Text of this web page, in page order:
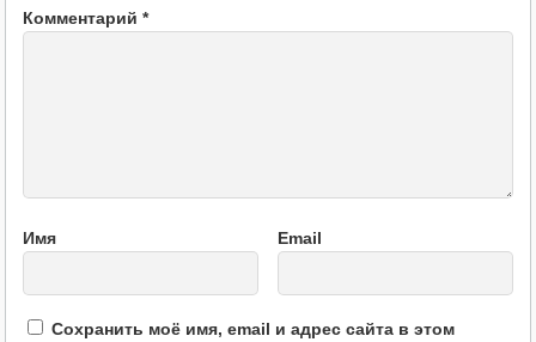
Комментарий *
Имя Email
Сохранить моё имя, email и адрес сайта в этом